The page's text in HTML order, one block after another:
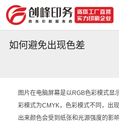
如何避免出现色差
图片在电脑屏幕是以RGB色彩模式显
彩模式为CMYK，色彩模式不同，出
出来颜色会受到纸张和光源强度的影